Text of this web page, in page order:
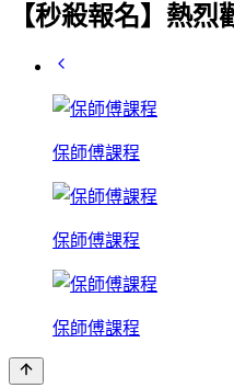
【秒殺報名】熱
保師傅課程
保師傅課程
保師傅課程